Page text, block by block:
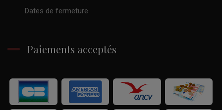
Dates de fermeture
Paiements acceptés